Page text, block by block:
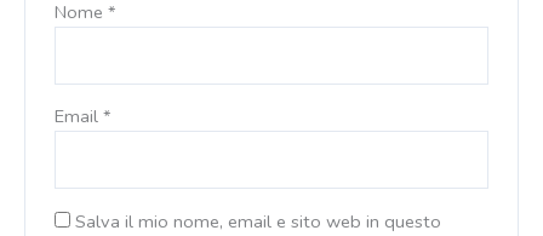
Nome*
Email*
Salva il mio nome, email e sito web in questo